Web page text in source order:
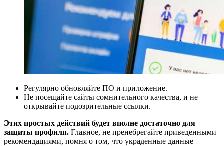
Регулярно обновляйте ПО и приложение.
Не посещайте сайты сомнительного качества, и не
открывайте подозрительные ссылки.
Этих простых действий будет вполне достаточно для
защиты профиля. Главное, не пренебрегайте приведенными
рекомендациями, помня о том, что украденные данные